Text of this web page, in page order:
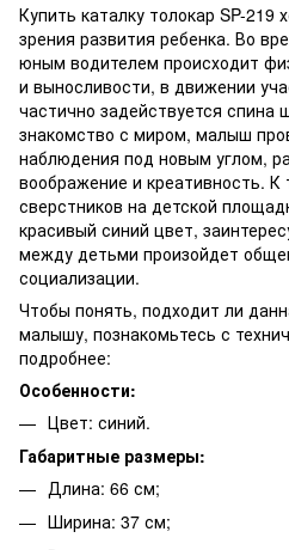
Купить каталку толокар SP-219
зрения развития ребенка. Во
юным водителем происходит
и выносливости, в движении
частично задействуется
знакомство с миром, малыш
наблюдения под новым углом,
воображение и креативность. К
сверстников на детской
красивый синий цвет,
между детьми произойдет
социализации.
Чтобы понять, подходит ли
малышу, познакомьтесь с
подробнее:
Особенности:
Цвет: синий.
Габаритные размеры:
Длина: 66 см;
Ширина: 37 см;